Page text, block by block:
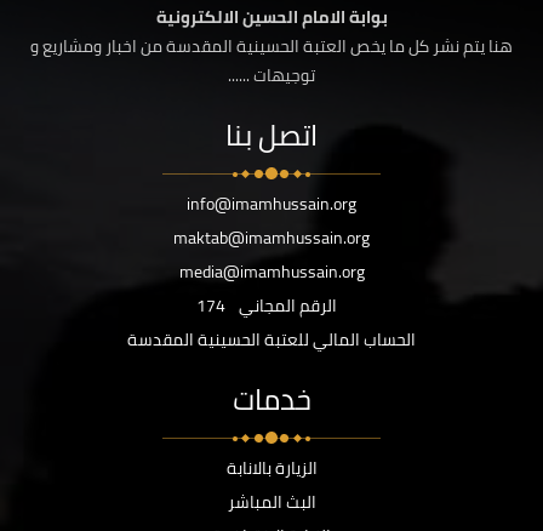
بوابة الامام الحسين الالكترونية
هنا يتم نشر كل ما يخص العتبة الحسينية المقدسة من اخبار ومشاريع و
توجيهات ......
اتصل بنا
info@imamhussain.org
maktab@imamhussain.org
media@imamhussain.org
الرقم المجاني 174
الحساب المالي للعتبة الحسينية المقدسة
خدمات
الزيارة بالانابة
البث المباشر